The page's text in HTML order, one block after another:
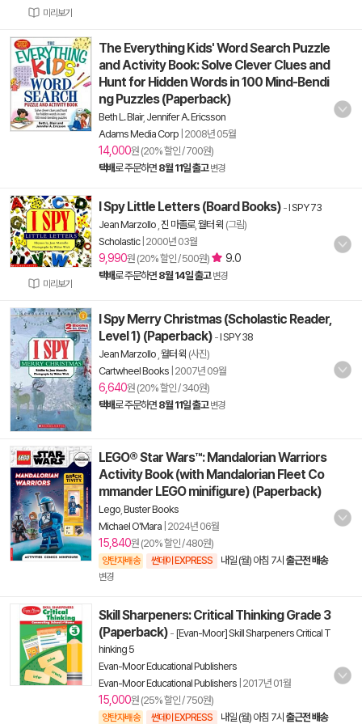
미리보기
The Everything Kids' Word Search Puzzle
and Activity Book: Solve Clever Clues and
Hunt for Hidden Words in 100 Mind-Bendi
ng Puzzles (Paperback)
Beth L. Blair, Jennifer A. Ericsson
Adams Media Corp 2008년 05월
14,000원 (20% 할인 / 700원)
택배로 주문하면 8월 11일 출고 변경
미리보기
I Spy Little Letters (Board Books) -I SPY 73
Jean Marzollo 진 마졸로, 월터 윅 (그림)
Scholastic| 2000년 03월
9,990원 (20% 할인 / 500원) 9.0
택배로 주문하면 8월 14일 출고 변경
I Spy Merry Christmas (Scholastic Reader,
Level 1) (Paperback) -I SPY 38
Jean Marzollo 월터 윅 (사진)
Cartwheel Books 2007년 09월
6,640원 (20% 할인 / 340원)
택배로 주문하면 8월 11일 출고 변경
LEGO® Star Wars™: Mandalorian Warriors
Activity Book (with Mandalorian Fleet Co
mmander LEGO minifigure) (Paperback)
Lego Buster Books
Michael O'Mara 2024년 06월
15,840원 (20% 할인 / 480원)
양탄자배송 썬데이 EXPRESS 내일 (월) 아침 7시 출근전 배송
변경
Skill Sharpeners: Critical Thinking Grade 3
(Paperback) - [Evan-Moor] Skill Sharpeners Critical T
hinking 5
Evan-Moor Educational Publishers
Evan-Moor Educational Publishers 2017년 01월
15,000원 (25% 할인 / 750원)
양탄자배송 썬데이 EXPRESS 내일 (월) 아침 7시 출근전 배송